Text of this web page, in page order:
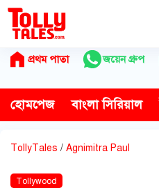
Skip
content
প্রথম পাতা জয়েন গ্রুপ
হোমপেজ বাংলা সিরিয়াল
TollyTales / Agnimitra Paul
Tollywood